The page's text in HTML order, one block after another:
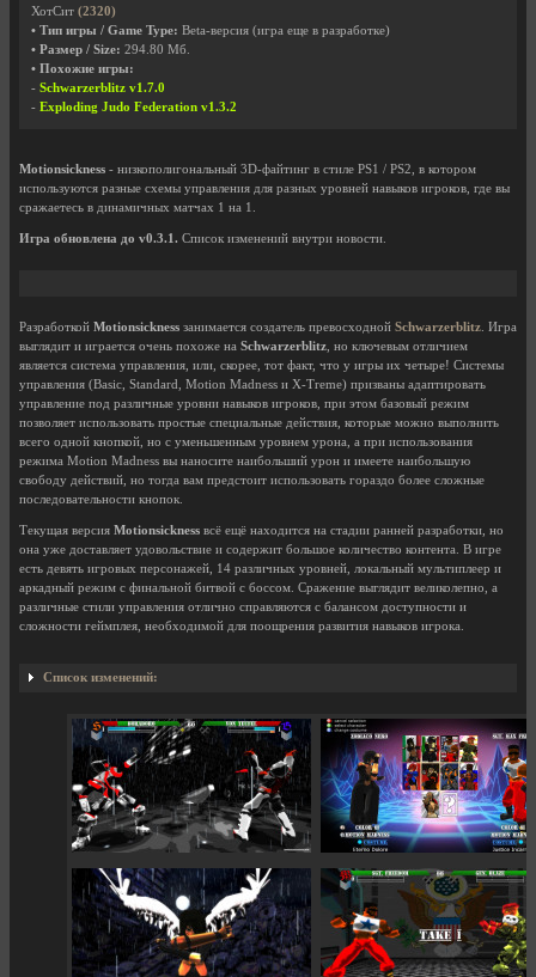
ХотСит (2320)
• Тип игры / Game Type: Beta-версия (игра еще в разработке)
• Размер / Size: 294.80 Мб.
• Похожие игры:
- Schwarzerblitz v1.7.0
- Exploding Judo Federation v1.3.2
Motionsickness - низкополигональный 3D-файтинг в стиле PS1 / PS2, в котором
используются разные схемы управления для разных уровней навыков игроков, где вы
сражаетесь в динамичных матчах 1 на 1.
Игра обновлена до v0.3.1. Список изменений внутри новости.
Разработкой Motionsickness занимается создатель превосходной Schwarzerblitz . Игра
выглядит и играется очень похоже на Schwarzerblitz , но ключевым отличием
является система управления, или, скорее, тот факт, что у игры их четыре! Системы
управления (Basic, Standard, Motion Madness и X-Treme) призваны адаптировать
управление под различные уровни навыков игроков, при этом базовый режим
позволяет использовать простые специальные действия, которые можно выполнить
всего одной кнопкой, но с уменьшенным уровнем урона, а при использования
режима Motion Madness вы наносите наибольший урон и имеете наибольшую
свободу действий, но тогда вам предстоит использовать гораздо более сложные
последовательности кнопок.
Текущая версия Motionsickness всё ещё находится на стадии ранней разработки, но
она уже доставляет удовольствие и содержит большое количество контента. В игре
есть девять игровых персонажей, 14 различных уровней, локальный мультиплеер и
аркадный режим с финальной битвой с боссом. Сражение выглядит великолепно, а
различные стили управления отлично справляются с балансом доступности и
сложности геймплея, необходимой для поощрения развития навыков игрока.
Список изменений: